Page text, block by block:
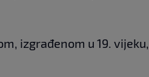
izgrađenom u 19. vijeku,